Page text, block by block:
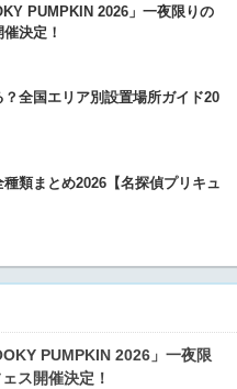
PUMPKIN 2026」一夜限りの
決定！
全国エリア別設置場所ガイド20
類まとめ2026【名探偵プリキュ
PUMPKIN 2026」一夜限
ス開催決定！